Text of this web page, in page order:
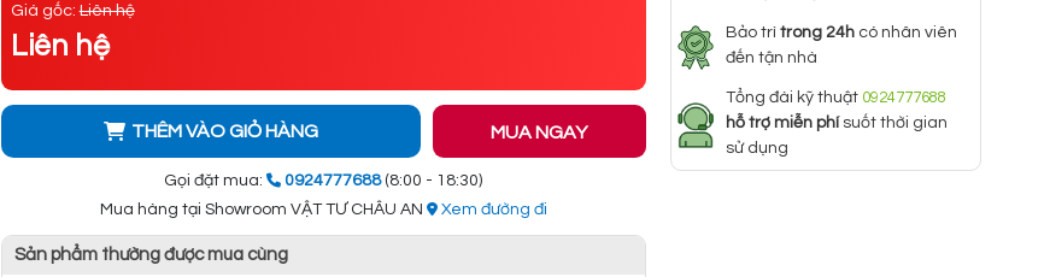
Giá gốc: Liên hệ
Liên hệ
THÊM VÀO GIỎ HÀNG MUA NGAY
Gọi đặt mua: 0924777688 (8:00 - 18:30)
Mua hàng tại Showroom VẬT TƯ CHÂU AN
Xem đường đi
Sản phẩm thường được mua cùng
Bảo trì trong 24hcó nhân viên
đến tận nhà
Tổng đài kỹ thuật 0924777688
hỗ trợ miễn phísuốt thời gian
sử dụng